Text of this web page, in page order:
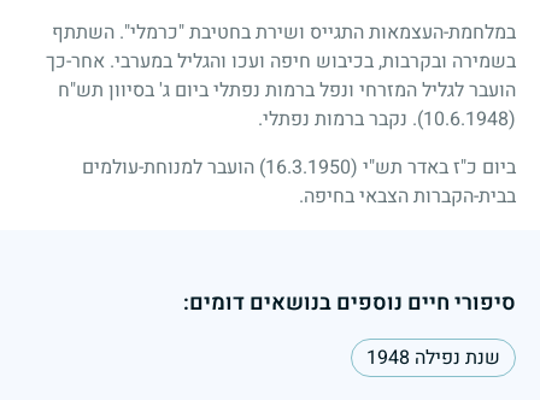
במלחמת-העצמאות התגייס ושירת בחטיבת "כרמלי". השתתף
בשמירה ובקרבות, בכיבוש חיפה ועכו והגליל במערבי. אחר-כך
הועבר לגליל המזרחי ונפל ברמות נפתלי ביום ג' בסיוון תש"ח
(10.6.1948)
. נקבר ברמות נפתלי.
ביום כ"ז באדר תש"י (16.3.1950)
הועבר למנוחת-עולמים
בבית-הקברות הצבאי בחיפה.
סיפורי חיים נוספים בנושאים דומים:
שנת נפילה 1948